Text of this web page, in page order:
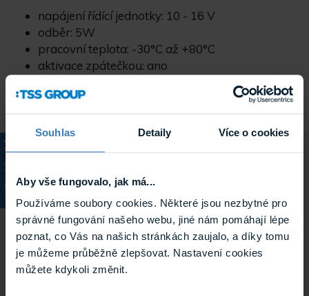
Souhlas Detaily Více o cookies
Aby vše fungovalo, jak má...
Používáme soubory cookies. Některé jsou nezbytné pro
správné fungování našeho webu, jiné nám pomáhají lépe
poznat, co Vás na našich stránkách zaujalo, a díky tomu
je můžeme průběžně zlepšovat. Nastavení cookies
můžete kdykoli změnit.
KATALOG
napájení řídící jednotky: 10 - 16 V
odběr: 5W
pracovní teplota: -30°C až +80°C
aktivace zpátečkou: ano
Parametry
Typ produktu Zadní senzory